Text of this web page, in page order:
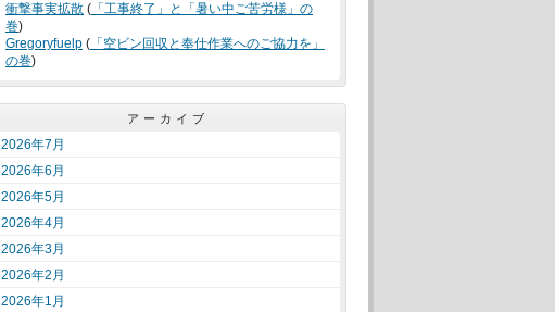
衝撃事実拡散 ( 「工事終了」と「暑い中ご苦労様」の
巻)
Gregoryfuelp ( 「空ビン回収と奉仕作業へのご協力を」
の巻)
アーカイブ
2026年7月
2026年6月
2026年5月
2026年4月
2026年3月
2026年2月
2026年1月